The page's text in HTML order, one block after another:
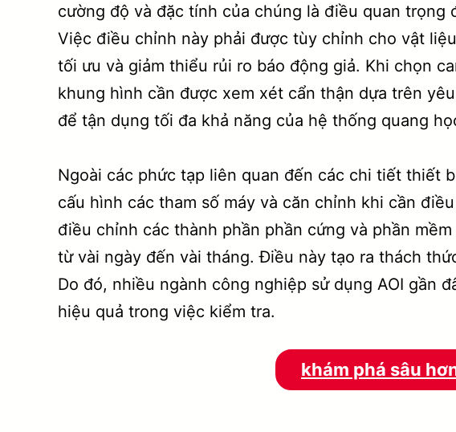
cường độ và đặc tính của chúng là điều quan
Việc điều chỉnh này phải được tùy chỉnh cho vật
tối ưu và giảm thiểu rủi ro báo động giả. Khi chọn
khung hình cần được xem xét cẩn thận dựa trên
để tận dụng tối đa khả năng của hệ thống quang
Ngoài các phức tạp liên quan đến các chi tiết thiết
cấu hình các tham số máy và căn chỉnh khi cần
điều chỉnh các thành phần phần cứng và phần
từ vài ngày đến vài tháng. Điều này tạo ra thách
Do đó, nhiều ngành công nghiệp sử dụng AOI gần
hiệu quả trong việc kiểm tra.
khám phá sâu